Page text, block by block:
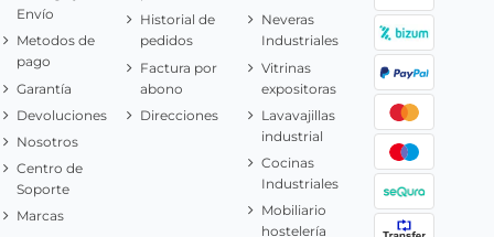
Envío
Metodos de
pago
Garantía
Devoluciones
Nosotros
Centro de
Soporte
Marcas
Historial de
pedidos
Factura por
abono
Direcciones
Neveras
Industriales
Vitrinas
expositoras
Lavavajillas
industrial
Cocinas
Industriales
Mobiliario
hostelería